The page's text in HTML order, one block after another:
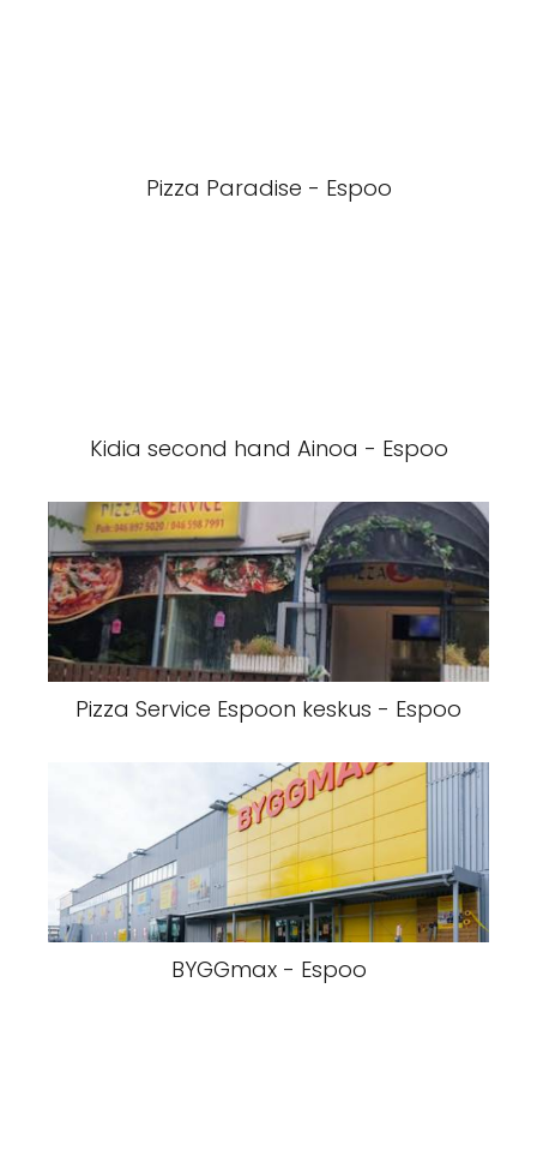
Pizza Paradise - Espoo
Kidia second hand Ainoa - Espoo
Pizza Service Espoon keskus - Espoo
BYGGmax - Espoo